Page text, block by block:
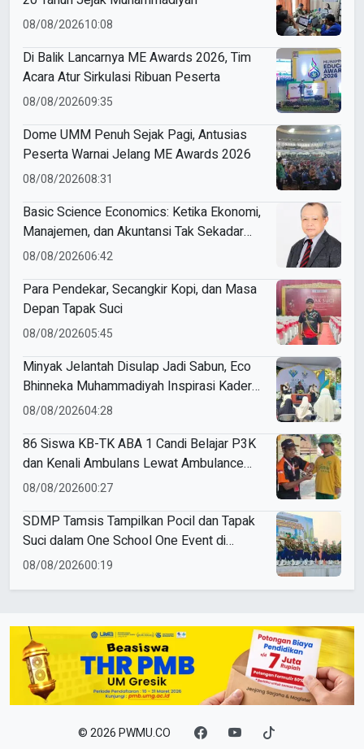
08/08/202610:08
Di Balik Lancarnya ME Awards 2026, Tim
Acara Atur Sirkulasi Ribuan Peserta
08/08/202609:35
Dome UMM Penuh Sejak Pagi, Antusias
Peserta Warnai Jelang ME Awards 2026
08/08/202608:31
Basic Science Economics: Ketika Ekonomi,
Manajemen, dan Akuntansi Tak Sekadar
Bicara Angka
08/08/202606:42
Para Pendekar, Secangkir Kopi, dan Masa
Depan Tapak Suci
08/08/202605:45
Minyak Jelantah Disulap Jadi Sabun, Eco
Bhinneka Muhammadiyah Inspirasi Kader
Nasyiatul Aisyiyah
08/08/202604:28
86 Siswa KB-TK ABA 1 Candi Belajar P3K
dan Kenali Ambulans Lewat Ambulance
Goes to Schools
08/08/202600:27
SDMP Tamsis Tampilkan Pocil dan Tapak
Suci dalam One School One Event di
Mojokerto
08/08/202600:19
© 2026 PWMU.CO